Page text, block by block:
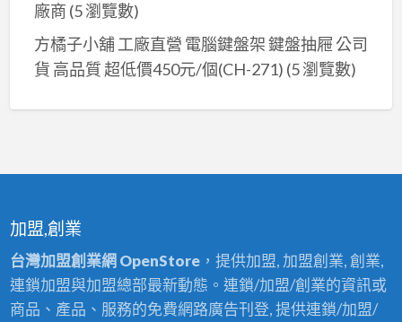
廠商 (5 瀏覽數)
方橘子小舖 工廠直營 電腦鍵盤架 鍵盤抽屜 公司
貨 高品質 超低價450元/個(CH-271) (5 瀏覽數)
加盟,創業
台灣加盟創業網 OpenStore，提供加盟, 加盟創業, 創業,
連鎖加盟與加盟總部最新動態。連鎖/加盟/創業的資訊或
商品、產品、服務的免費網路廣告刊登, 提供連鎖/加盟/